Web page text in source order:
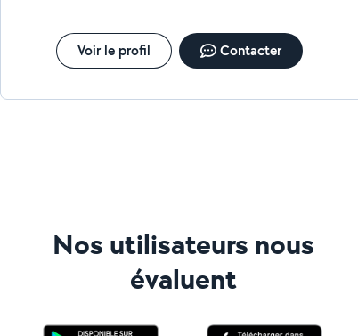
Voir le profil Contacter
Nos utilisateurs nous
évaluent